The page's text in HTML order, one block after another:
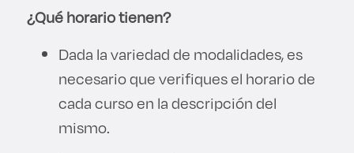
¿Qué horario tienen?
Dada la variedad de modalidades, es
necesario que verifiques el horario de
cada curso en la descripción del
mismo.